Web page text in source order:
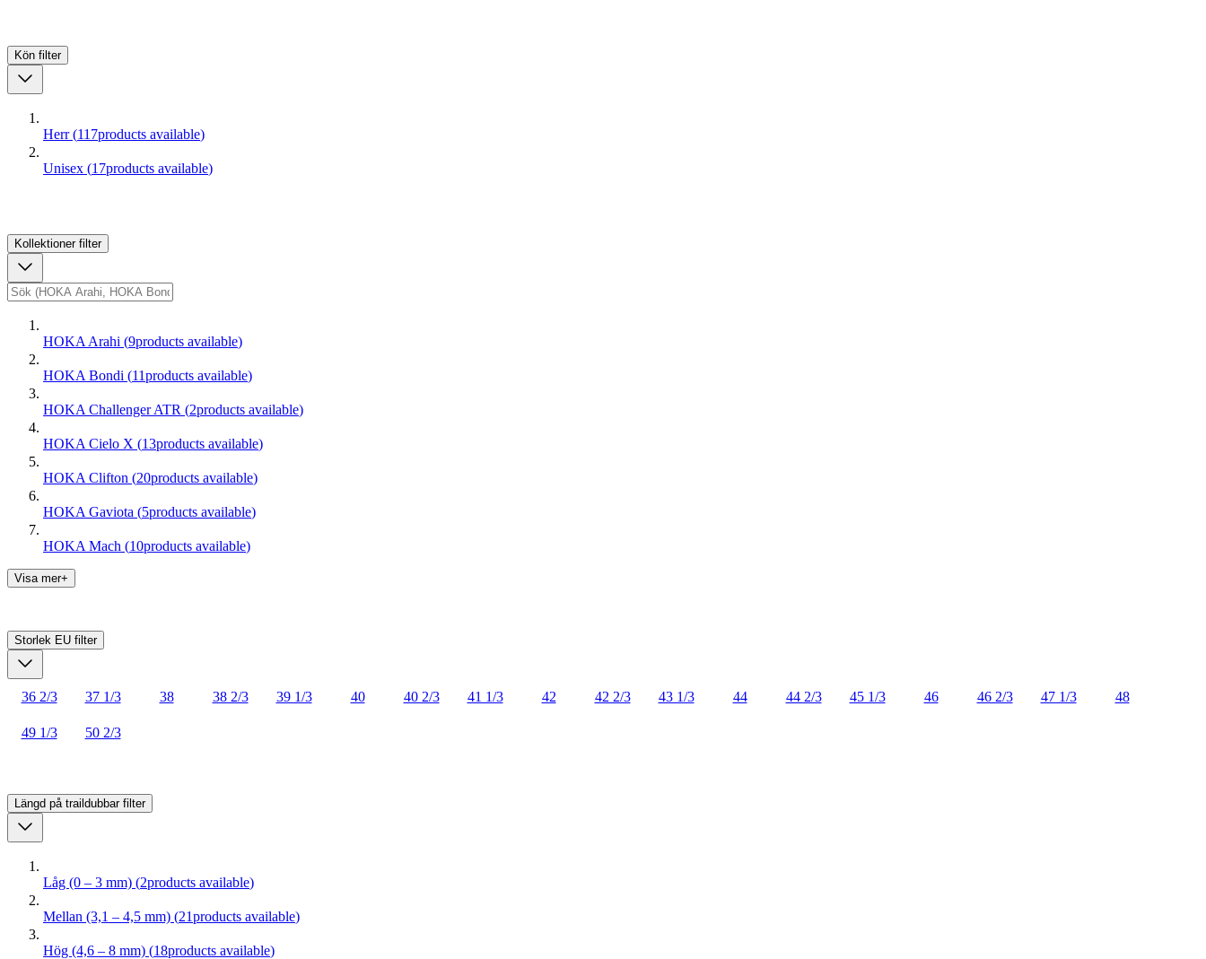
Kön filter
Herr (117products available)
Unisex (17products available)
Kollektioner filter
HOKA Arahi (9products available)
HOKA Bondi (11products available)
HOKA Challenger ATR (2products available)
HOKA Cielo X (13products available)
HOKA Clifton (20products available)
HOKA Gaviota (5products available)
HOKA Mach (10products available)
Visa mer+
Storlek EU filter
36 2/3 37 1/3 38 38 2/3 39 1/3 40 40 2/3 41 1/3 42 42 2/3 43 1/3 44 44 2/3 45 1/3 46 46 2/3 47 1/3 48
49 1/3 50 2/3
Längd på traildubbar filter
Låg (0 – 3 mm) (2products available)
Mellan (3,1 – 4,5 mm) (21products available)
Hög (4,6 – 8 mm) (18products available)